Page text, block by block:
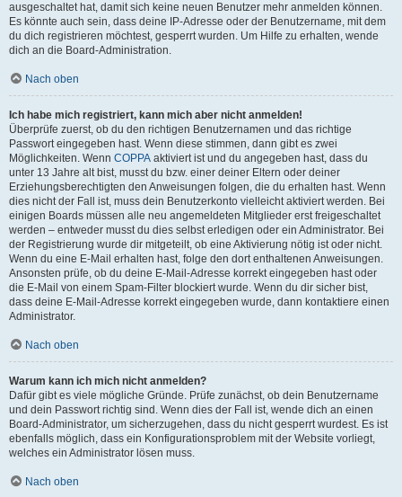
ausgeschaltet hat, damit sich keine neuen Benutzer mehr anmelden können.
Es könnte auch sein, dass deine IP-Adresse oder der Benutzername, mit dem
du dich registrieren möchtest, gesperrt wurden. Um Hilfe zu erhalten, wende
dich an die Board-Administration.
Nach oben
Ich habe mich registriert, kann mich aber nicht anmelden!
Überprüfe zuerst, ob du den richtigen Benutzernamen und das richtige
Passwort eingegeben hast. Wenn diese stimmen, dann gibt es zwei
Möglichkeiten. Wenn COPPA aktiviert ist und du angegeben hast, dass du
unter 13 Jahre alt bist, musst du bzw. einer deiner Eltern oder deiner
Erziehungsberechtigten den Anweisungen folgen, die du erhalten hast. Wenn
dies nicht der Fall ist, muss dein Benutzerkonto vielleicht aktiviert werden. Bei
einigen Boards müssen alle neu angemeldeten Mitglieder erst freigeschaltet
werden – entweder musst du dies selbst erledigen oder ein Administrator. Bei
der Registrierung wurde dir mitgeteilt, ob eine Aktivierung nötig ist oder nicht.
Wenn du eine E-Mail erhalten hast, folge den dort enthaltenen Anweisungen.
Ansonsten prüfe, ob du deine E-Mail-Adresse korrekt eingegeben hast oder
die E-Mail von einem Spam-Filter blockiert wurde. Wenn du dir sicher bist,
dass deine E-Mail-Adresse korrekt eingegeben wurde, dann kontaktiere einen
Administrator.
Nach oben
Warum kann ich mich nicht anmelden?
Dafür gibt es viele mögliche Gründe. Prüfe zunächst, ob dein Benutzername
und dein Passwort richtig sind. Wenn dies der Fall ist, wende dich an einen
Board-Administrator, um sicherzugehen, dass du nicht gesperrt wurdest. Es ist
ebenfalls möglich, dass ein Konfigurationsproblem mit der Website vorliegt,
welches ein Administrator lösen muss.
Nach oben